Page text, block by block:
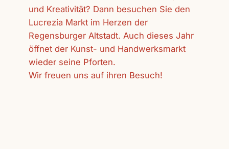
und Kreativität? Dann besuchen Sie den
Lucrezia Markt im Herzen der
Regensburger Altstadt. Auch dieses Jahr
öffnet der Kunst- und Handwerksmarkt
wieder seine Pforten.
Wir freuen uns auf ihren Besuch!